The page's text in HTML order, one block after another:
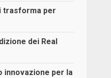
trasforma per
dei Real
innovazione per la